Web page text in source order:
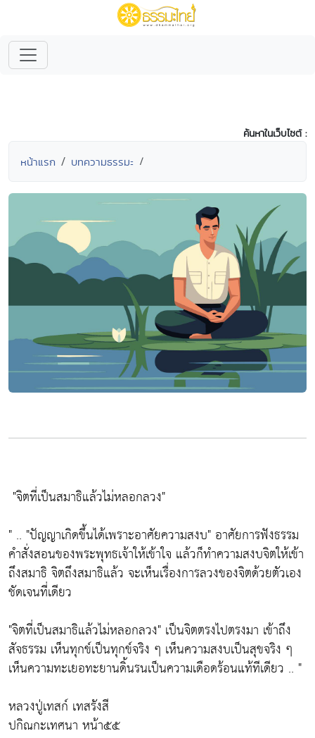
ค้นหาในเว็บไซต์ :
หน้าแรก บทความธรรมะ
"จิตที่เป็นสมาธิแล้วไม่หลอกลวง"
" .. "ปัญญาเกิดขึ้นได้เพราะอาศัยความสงบ"อาศัยการฟังธรรม
คำสั่งสอนของพระพุทธเจ้าให้เข้าใจ แล้วก็ทำความสงบจิตให้เข้า
ถึงสมาธิ จิตถึงสมาธิแล้ว จะเห็นเรื่องการลวงของจิตด้วยตัวเอง
ชัดเจนที่เดียว
"จิตที่เป็นสมาธิแล้วไม่หลอกลวง" เป็นจิตตรงไปตรงมา เข้าถึง
สัจธรรม เห็นทุกข์เป็นทุกข์จริง ๆ เห็นความสงบเป็นสุขจริง ๆ
เห็นความทะเยอทะยานดิ้นรนเป็นความเดือดร้อนแท้ทีเดียว .. "
หลวงปู่เทสก์ เทสรังสี
ปกิณกะเทศนา หน้า๕๕